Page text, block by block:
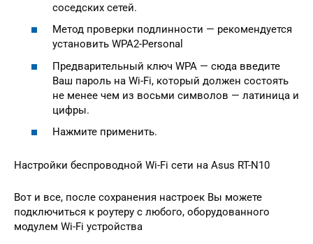
соседских сетей.
Метод проверки подлинности — рекомендуется
установить WPA2-Personal
Предварительный ключ WPA — сюда введите
Ваш пароль на Wi-Fi, который должен состоять
не менее чем из восьми символов — латиница и
цифры.
Нажмите применить.
Настройки беспроводной Wi-Fi сети на Asus RT-N10
Вот и все, после сохранения настроек Вы можете
подключиться к роутеру с любого, оборудованного
модулем Wi-Fi устройства